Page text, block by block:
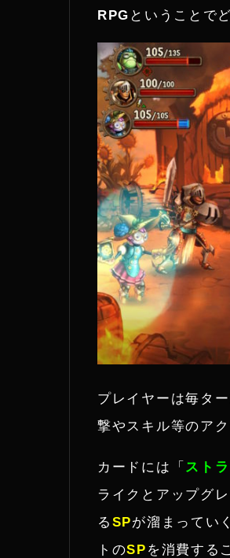
t
e
r
RPG ということで
プレイヤーは毎タ
撃やスキル等のア
カードには「 スト
ライクとアップグ
る SPが溜まってい
トのSP を消費する